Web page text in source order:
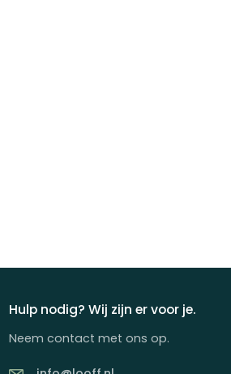
Hulp nodig? Wij zijn er voor je.
Neem contact met ons op.